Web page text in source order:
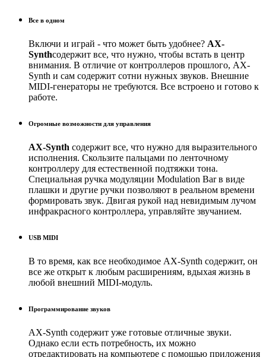
Все в одном
Включи и играй - что может быть удобнее? AX-
Synthсодержит все, что нужно, чтобы встать в центр
внимания. В отличие от контроллеров прошлого, AX-
Synth и сам содержит сотни нужных звуков. Внешние
MIDI-генераторы не требуются. Все встроено и готово к
работе.
Огромные возможности для управления
AX-Synth содержит все, что нужно для выразительного
исполнения. Скользите пальцами по ленточному
контроллеру для естественной подтяжки тона.
Специальная ручка модуляции Modulation Bar в виде
плашки и другие ручки позволяют в реальном времени
формировать звук. Двигая рукой над невидимым лучом
инфракрасного контроллера, управляйте звучанием.
USB MIDI
В то время, как все необходимое AX-Synth содержит, он
все же открыт к любым расширениям, вдыхая жизнь в
любой внешний MIDI-модуль.
Программирование звуков
AX-Synth содержит уже готовые отличные звуки.
Однако если есть потребность, их можно
отредактировать на компьютере с помощью приложения